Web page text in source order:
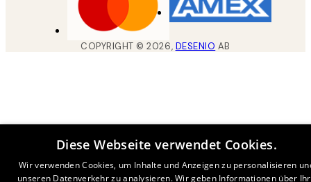
COPYRIGHT ©2026, DESENIO AB
Diese Webseite verwendet Cookies.
Wir verwenden Cookies, um Inhalte und Anzeigen zu personalisieren
unseren Datenverkehr zu analysieren. Wir geben Informationen über